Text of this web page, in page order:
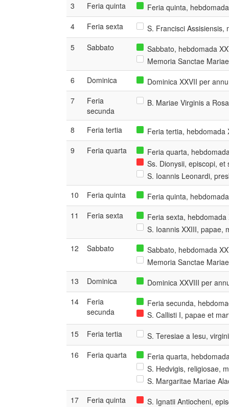
3
Feria quinta
Feria quinta,
4
Feria sexta
S. Francisci Assisiensis,
5
Sabbato
Sabbato, hebdomada
Memoria Sanctae
6
Dominica
Dominica XXVII per
7
Feria
secunda
B. Mariae Virginis a
8 Feria tertia
Feria tertia, hebdomada
9
Feria quarta
Feria quarta,
Ss. Dionysii, episcopi,
S. Ioannis Leonardi,
10
Feria quinta
Feria quinta,
11
Feria sexta
Feria sexta,
S. Ioannis XXIII, papae,
12
Sabbato
Sabbato, hebdomada
Memoria Sanctae
13
Dominica
Dominica XXVIII per
14
Feria
secunda
Feria secunda,
S. Callisti I, papae et
15
Feria tertia
S. Teresiae a Iesu,
16
Feria quarta
Feria quarta,
S. Hedvigis, religiosae,
S. Margaritae Mariae
17
Feria quinta
S. Ignatii Antiocheni,